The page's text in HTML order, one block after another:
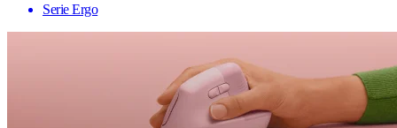
Serie Ergo